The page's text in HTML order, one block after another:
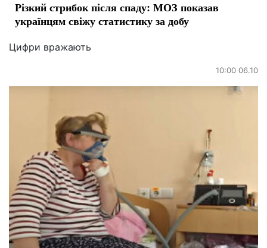
Різкий стрибок після спаду: МОЗ показав
українцям свіжу статистику за добу
Цифри вражають
10:00 06.10